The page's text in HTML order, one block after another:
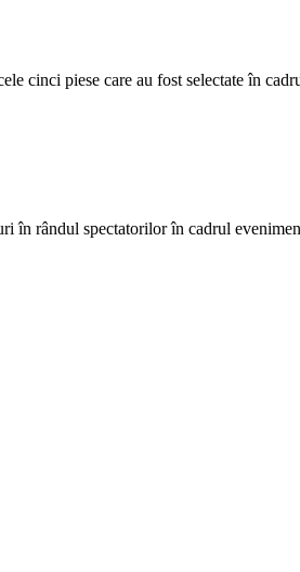
cinci piese care au fost selectate în
în rândul spectatorilor în cadrul